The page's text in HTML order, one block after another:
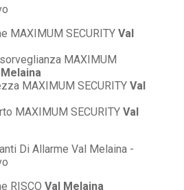
MAXIMUM SECURITY Val
MAXIMUM
MAXIMUM SECURITY Val
MAXIMUM SECURITY Val
RISCO Val Melaina